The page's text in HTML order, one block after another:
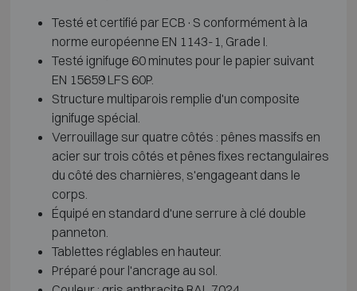
Testé et certifié par ECB·S conformément à la
norme européenne EN 1143-1, Grade I.
Testé ignifuge 60 minutes pour le papier suivant
EN 15659 LFS 60P.
Structure multiparois remplie d'un composite
ignifuge spécial.
Verrouillage sur quatre côtés : pênes massifs en
acier sur trois côtés et pênes fixes rectangulaires
du côté des charnières, s'engageant dans le
corps.
Équipé en standard d'une serrure à clé double
panneton.
Tablettes réglables en hauteur.
Préparé pour l'ancrage au sol.